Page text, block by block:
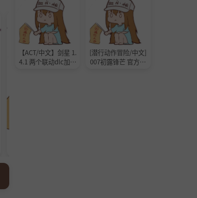
NO-R18 NO-R18
【ACT/中文】剑星 1.
4.1 两个联动dlc加预
[潜行动作冒险/中文]
007初露锋芒 官方中